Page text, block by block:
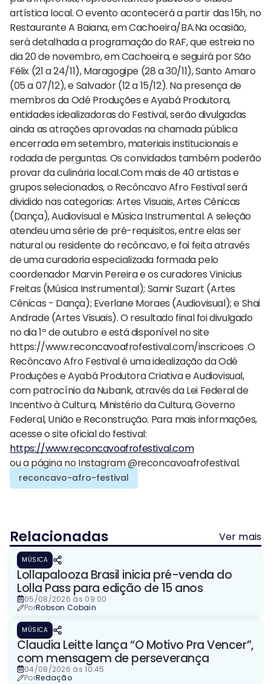
artística local. O evento acontecerá a partir das 15h, no
Restaurante A Baiana, em Cachoeira/BA.Na ocasião,
será detalhada a programação do RAF, que estreia no
dia 20 de novembro, em Cachoeira, e seguirá por São
Félix (21 a 24/11), Maragogipe (28 a 30/11), Santo Amaro
(05 a 07/12), e Salvador (12 a 15/12). Na presença de
membros da Odé Produções e Ayabá Produtora,
entidades idealizadoras do Festival, serão divulgadas
ainda as atrações aprovadas na chamada pública
encerrada em setembro, materiais institucionais e
rodada de perguntas. Os convidados também poderão
provar da culinária local.Com mais de 40 artistas e
grupos selecionados, o Recôncavo Afro Festival será
dividido nas categorias: Artes Visuais, Artes Cênicas
(Dança), Audiovisual e Música Instrumental. A seleção
atendeu uma série de pré-requisitos, entre elas ser
natural ou residente do recôncavo, e foi feita através
de uma curadoria especializada formada pelo
coordenador Marvin Pereira e os curadores Vinicius
Freitas (Música Instrumental); Samir Suzart (Artes
Cênicas - Dança); Everlane Moraes (Audiovisual); e Shai
Andrade (Artes Visuais). O resultado final foi divulgado
no dia 1º de outubro e está disponível no site
https://www.reconcavoafrofestival.com/inscricoes .O
Recôncavo Afro Festival é uma idealização da Odé
Produções e Ayabá Produtora Criativa e Audiovisual,
com patrocínio da Nubank, através da Lei Federal de
Incentivo à Cultura, Ministério da Cultura, Governo
Federal, União e Reconstrução. Para mais informações,
acesse o site oficial do festival:
https://www.reconcavoafrofestival.com
ou a página no Instagram @reconcavoafrofestival.
reconcavo-afro-festival
Relacionadas Ver mais
MÚSICA
Lollapalooza Brasil inicia pré-venda do
Lolla Pass para edição de 15 anos
05/08/2026 às 09:00
PorRobson Cobain
MÚSICA
Claudia Leitte lança “O Motivo Pra Vencer”,
com mensagem de perseverança
04/08/2026 às 10:45
PorRedação